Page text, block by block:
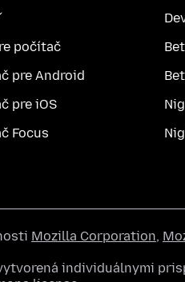
počítač
pre Android
pre iOS
Focus
Mozilla Corporation,
individuálnymi